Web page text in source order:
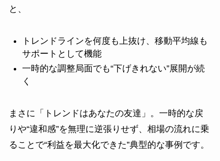
と、
トレンドラインを何度も上抜け、移動平均線も
サポートとして機能
一時的な調整局面でも“下げきれない”展開が続
く
まさに「トレンドはあなたの友達」。一時的な戻
りや“違和感”を無理に逆張りせず、相場の流れに乗
ることで“利益を最大化できた”典型的な事例です。